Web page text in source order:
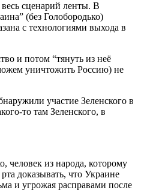
сценарий ленты. В
(без Голобородько)
с технологиями выхода в
и потом “тянуть из неё
уничтожить Россию) не
участие Зеленского в
то там Зеленского, в
из народа, которому
доказывать, что Украине
и угрожая расправами после